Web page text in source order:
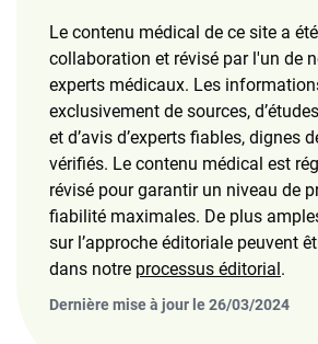
Le contenu médical de ce site a
collaboration et révisé par l'un de
experts médicaux. Les
exclusivement de sources,
et d’avis d’experts fiables, dignes
vérifiés. Le contenu médical est
révisé pour garantir un niveau de
fiabilité maximales. De plus
sur l’approche éditoriale peuvent
dans notre processus éditorial.
Dernière mise à jour le 26/03/2024